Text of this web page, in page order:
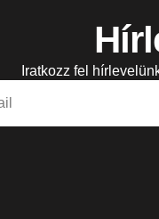
Iratkozz fel